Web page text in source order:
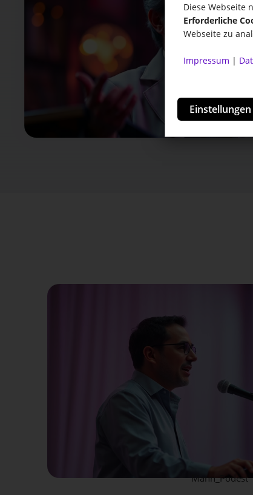
Mann_Podest
Diese Webseite
Erforderliche
Webseite zu
Impressum |
Einstellungen